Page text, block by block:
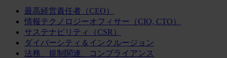
最高経営責任者（CEO）
情報テクノロジーオフィサー（CIO, CTO）
サステナビリティ（CSR）
ダイバーシティ＆インクルージョン
法務、規制関連、コンプライアンス